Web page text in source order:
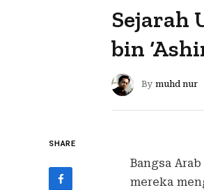
Sejarah
bin
By muhd nur
SHARE
Bangsa
mereka